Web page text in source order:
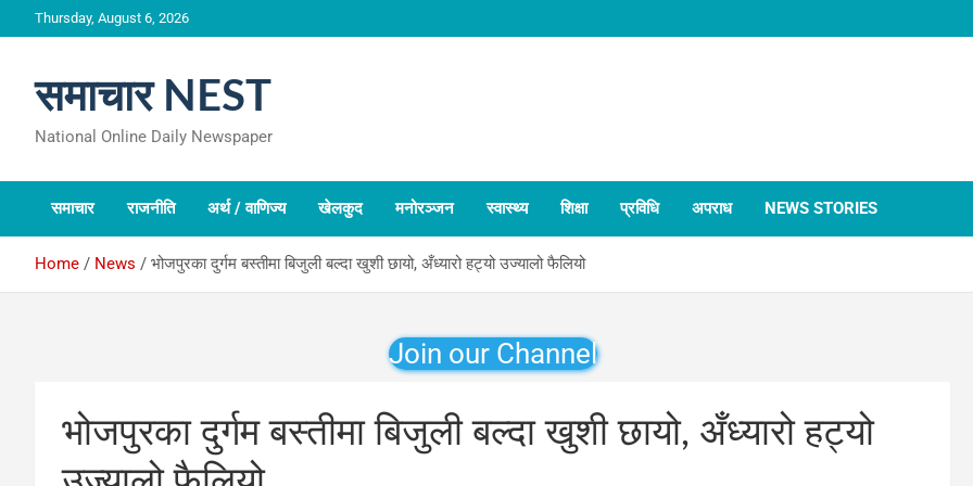
to
Thursday, August 6, 2026
समाचार NEST
National Online Daily Newspaper
समाचार राजनीति अर्थ / वाणिज्य खेलकुद मनोरञ्जन स्वास्थ्य शिक्षा प्रविधि अपराध NEWS STORIES
Home News भोजपुरका दुर्गम बस्तीमा बिजुली बल्दा खुशी छायो, अँध्यारो हट्यो उज्यालो फैलियो
Join our Channel
भोजपुरका दुर्गम बस्तीमा बिजुली बल्दा खुशी छायो, अँध्यारो हट्यो